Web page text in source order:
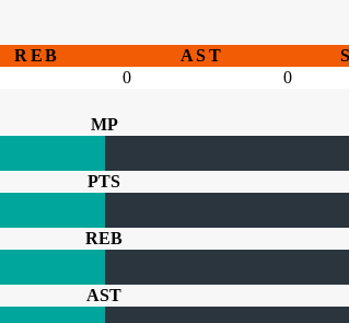
REB AST
0 0
MP
PTS
REB
AST